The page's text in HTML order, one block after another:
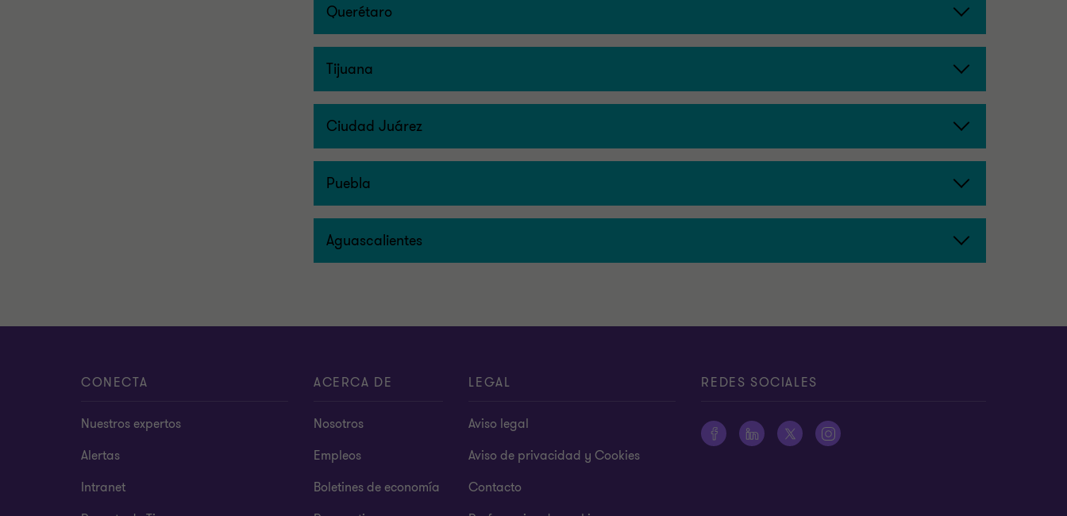
Querétaro
Tijuana
Ciudad Juárez
Puebla
Aguascalientes
CONECTA
Nuestros expertos
Alertas
Intranet
ACERCA DE
Nosotros
Empleos
Boletines de economía
LEGAL
Aviso legal
Aviso de privacidad y Cookies
Contacto
REDES SOCIALES